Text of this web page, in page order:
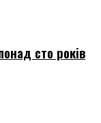
сто років